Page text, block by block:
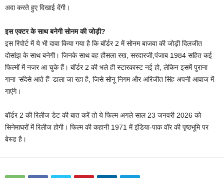
अदा करते हुए दिखाई देंगी।
इस एक्टर के साथ बनेगी सोनम की जोड़ी?
इस रिपोर्ट में ये भी दावा किया गया है कि बॉर्डर 2 में सोनम बाजवा की जोड़ी दिलजीत
दोसांझ के साथ बनेगी। जिनके साथ वह हौसला रख, सरदारजी,पंजाब 1984 सहित कई
फिल्मों में नजर आ चुके हैं। बॉर्डर 2 की भले ही स्टारकास्ट नई हो, लेकिन इसमें पुराना
गाना ‘संदेसे आते हैं’ डाला जा रहा है, जिसे सोनू निगम और अरिजीत सिंह अपनी आवाज में
गाएंगे।
बॉर्डर 2 की रिलीज डेट की बात करें तो ये फिल्म अगले साल 23 जनवरी 2026 को
सिनेमाघरों में रिलीज होगी। फिल्म की कहानी 1971 में इंडिया-पाक वॉर की पृष्ठभूमि पर
बेस्ड है।